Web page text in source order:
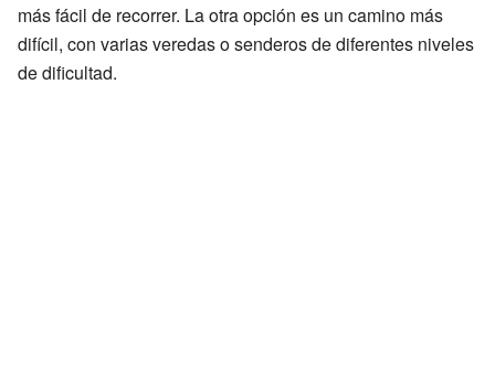
más fácil de recorrer. La otra opción es un camino más
difícil, con varias veredas o senderos de diferentes niveles
de dificultad.